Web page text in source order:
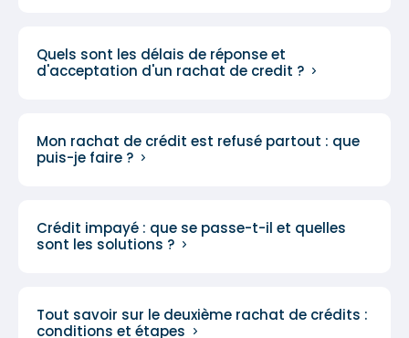
Quels sont les délais de réponse et
d'acceptation d'un rachat de credit ?
Mon rachat de crédit est refusé partout : que
puis-je faire ?
Crédit impayé : que se passe-t-il et quelles
sont les solutions ?
Tout savoir sur le deuxième rachat de crédits :
conditions et étapes